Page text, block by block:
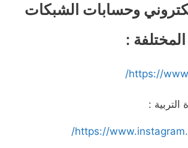
وحسابات الشبكات
المختلفة :
https://
:
https://